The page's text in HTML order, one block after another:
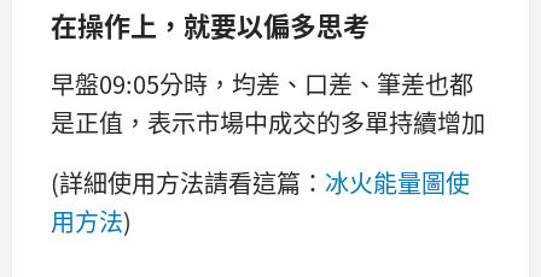
在操作上，就要以偏多思考
早盤09:05分時，均差、口差、筆差也都
是正值，表示市場中成交的多單持續增加
(詳細使用方法請看這篇： 冰火能量圖使
用方法)